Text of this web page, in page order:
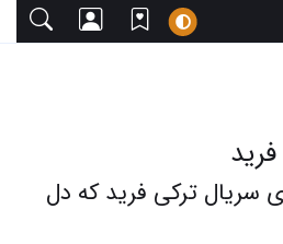
سریال ترکی فرید که دل